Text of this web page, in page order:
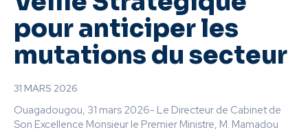
pour anticiper les
mutations du secteur
31 MARS 2026
Ouagadougou, 31 mars 2026- Le Directeur de Cabinet de
Son Excellence Monsieur le Premier Ministre, M. Mamadou